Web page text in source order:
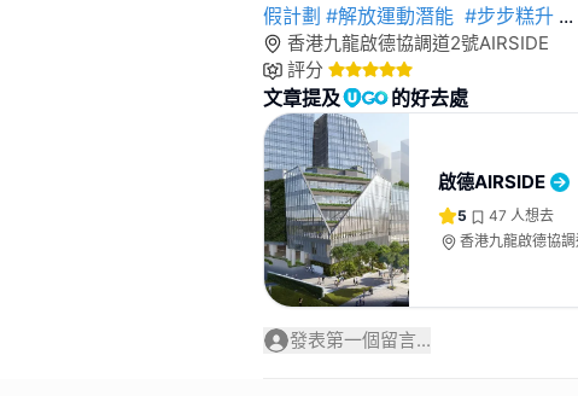
假計劃 #解放運動潛能 #步步糕升 ...
香港九龍啟德協調道2號AIRSIDE
評分
文章提及 的好去處
啟德AIRSIDE
5 47 人想去
香港九龍啟德協
發表第一個留言...